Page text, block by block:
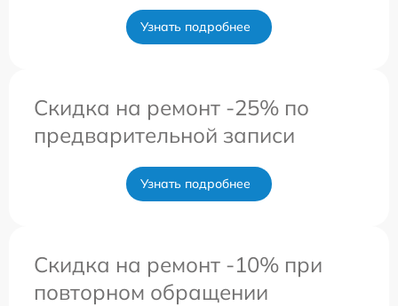
Узнать подробнее
Скидка на ремонт -25% по
предварительной записи
Узнать подробнее
Скидка на ремонт -10% при
повторном обращении